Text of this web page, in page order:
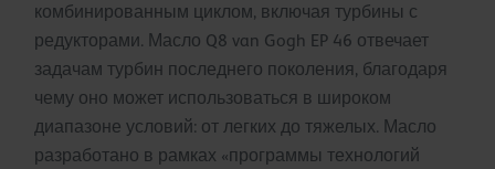
комбинированным циклом, включая турбины с
редукторами. Масло Q8 van Gogh EP 46 отвечает
задачам турбин последнего поколения, благодаря
чему оно может использоваться в широком
диапазоне условий: от легких до тяжелых. Масло
разработано в рамках «программы технологий